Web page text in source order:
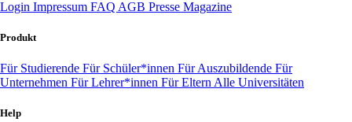
Login Impressum FAQ AGB Presse Magazine
Produkt
Für Studierende Für Schüler*innen Für Auszubildende Für
Unternehmen Für Lehrer*innen Für Eltern Alle Universitäten
Help